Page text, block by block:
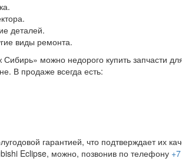
деталей.
виды ремонта.
можно недорого купить запчасти
В продаже всегда есть:
гарантией, что подтверждает их
Eclipse, можно, позвонив по телефону